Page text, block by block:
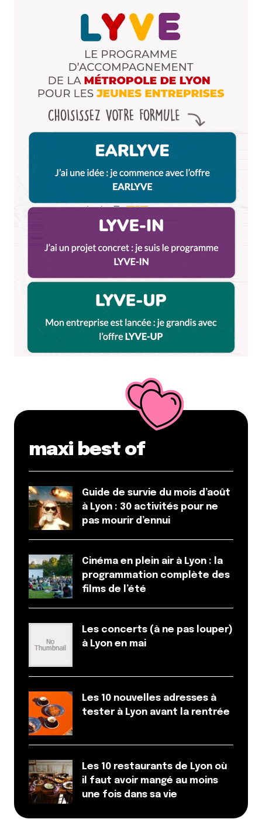
navigateur pour mon prochain commentaire.
maxi best of
Guide de survie du mois d’août
à Lyon : 30 activités pour ne
pas mourir d’ennui
Cinéma en plein air à Lyon : la
programmation complète des
films de l’été
Les concerts (à ne pas louper)
à Lyon en mai
Les 10 nouvelles adresses à
tester à Lyon avant la rentrée
Les 10 restaurants de Lyon où
il faut avoir mangé au moins
une fois dans sa vie